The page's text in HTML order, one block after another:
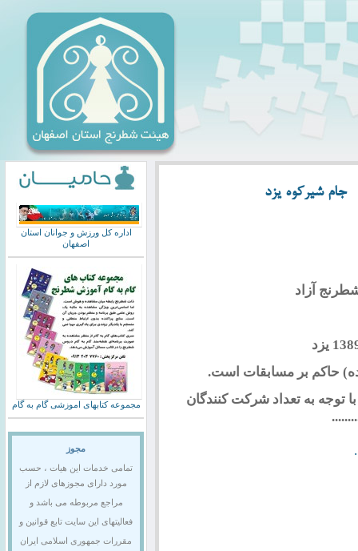
جام شیرکوه یزد
آزاد
به روش سوئیسی در 9 یا 11 دور با توجه به تعداد شرکت کنندگان
اداره کل ورزش و جوانان استان
اصفهان
مجموعه کتابهای اموزشی گام به گام
مجوز
تمامی خدمات این هیات ، حسب
مورد دارای مجوزهای لازم از
مراجع مربوطه می باشد و
فعالیتهای این سایت تابع قوانین و
مقررات جمهوری اسلامی ایران